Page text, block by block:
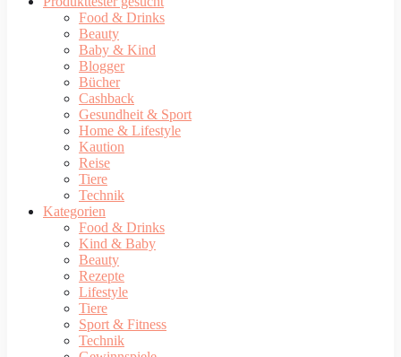
Food & Drinks
Beauty
Baby & Kind
Blogger
Bücher
Cashback
Gesundheit & Sport
Home & Lifestyle
Kaution
Reise
Tiere
Technik
Kategorien
Food & Drinks
Kind & Baby
Beauty
Rezepte
Lifestyle
Tiere
Sport & Fitness
Technik